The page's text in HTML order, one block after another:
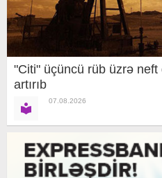
"Citi" üçüncü rüb üzrə
artırıb
07.08.2026